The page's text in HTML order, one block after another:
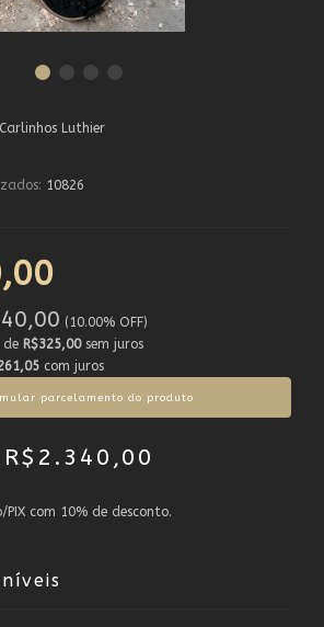
Carlinhos Luthier
10826
(10.00% OFF)
de R$325,00sem juros
com juros
parcelamento do produto
R$2.340,00
com 10% de desconto.